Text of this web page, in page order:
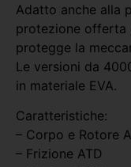
Adatto anche alla
protezione offerta
protegge la
Le versioni da
in materiale EVA.
Caratteristiche:
– Corpo e Rotore
– Frizione ATD